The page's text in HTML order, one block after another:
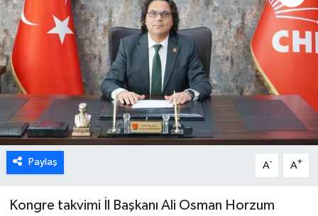
Paylaş A- A+
Kongre takvimi İl Başkanı Ali Osman Horzum
DTO
RESMİ REKLAM